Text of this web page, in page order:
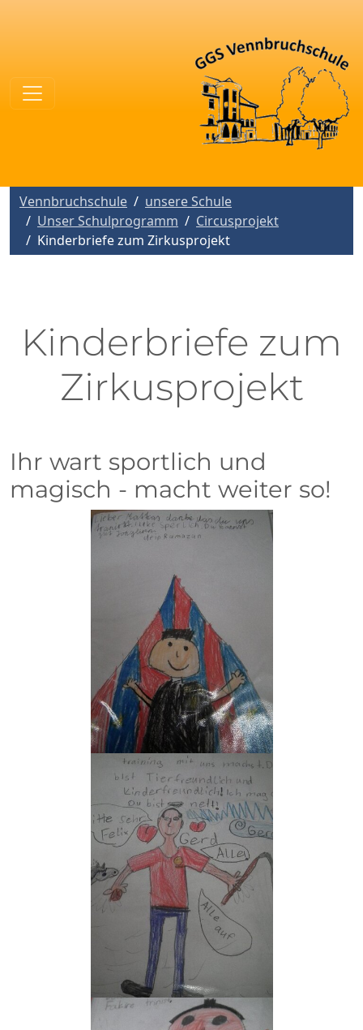
Vennbruchschule
unsere Schule
Unser Schulprogramm
Circusprojekt
Kinderbriefe zum Zirkusprojekt
Kinderbriefe zum
Zirkusprojekt
Ihr wart sportlich und
magisch - macht weiter so!